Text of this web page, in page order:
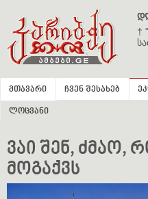
†
მთავარი ჩვენ შესახებ
ლოცვანი
ვაი შენ,
მოგაქვს